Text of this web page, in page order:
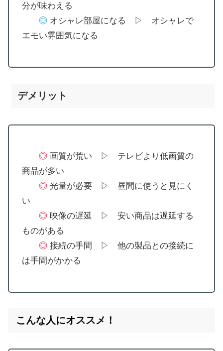
分が味わえる
◎ オシャレ部屋になる ▷ オシャレで
エモい雰囲気になる
デメリット
◎ 画質が荒い ▷ テレビより低画質の
商品が多い
◎ 光量が必要 ▷ 昼間に使うと見にく
い
◎ 映像の遅延 ▷ 安い商品は遅延する
ものがある
◎ 接続の手間 ▷ 他の製品との接続に
は手間がかかる
こんな人にオススメ！